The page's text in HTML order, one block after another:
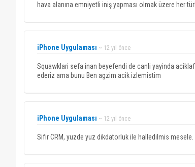
hava alanına emniyetli iniş yapması olmak üzere her
iPhone Uygulaması ~ 12 yıl önce
Squawklari sefa inan beyefendi de canli yayinda
ederiz ama bunu Ben agzim acik izlemistim
iPhone Uygulaması ~ 12 yıl önce
Sifir CRM, yuzde yuz dikdatorluk ile halledilmis